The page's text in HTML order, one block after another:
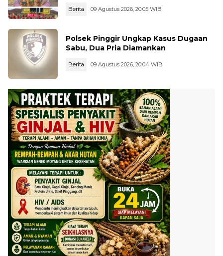
Berita 09 Agustus 2026, 20:05 WIB
Polsek Pinggir Ungkap Kasus Dugaan
Sabu, Dua Pria Diamankan
Berita 09 Agustus 2026, 20:04 WIB